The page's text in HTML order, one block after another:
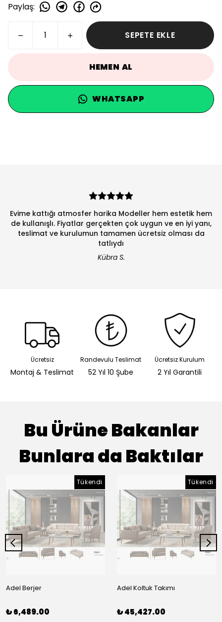
Paylaş:
SEPETE EKLE
HEMEN AL
WHATSAPP
Evime kattığı atmosfer harika Modeller hem estetik hem
de kullanışlı. Fiyatlar gerçekten çok uygun ve en iyi yanı,
teslimat ve kurulumun tamamen ücretsiz olması da
tatlıydı
Kübra S.
Ücretsiz
Montaj & Teslimat
Randevulu Teslimat
52 Yıl 10 Şube
Ücretsiz Kurulum
2 Yıl Garantili
Bu Ürüne Bakanlar
Bunlara da Baktılar
Tükendi
Adel Berjer
₺ 6,489.00
Tükendi
Adel Koltuk Takımı
₺ 45,427.00